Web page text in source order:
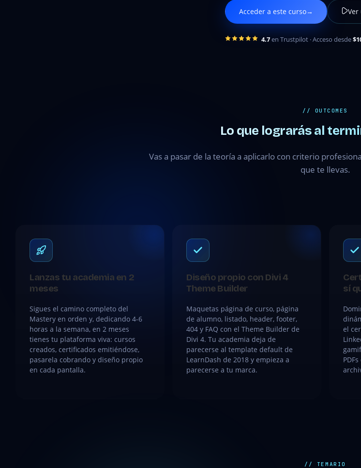
Acceder a este curso→ Ver
4.7en Trustpilot · Acceso desde
// OUTCOMES
Lo que lograrás al
Vas a pasar de la teoría a aplicarlo con criterio
que te llevas.
Lanzas tu academia en 2
meses
Sigues el camino completo del
Mastery en orden y, dedicando 4-6
horas a la semana, en 2 meses
tienes tu plataforma viva: cursos
creados, certificados emitiéndose,
pasarela cobrando y diseño propio
en cada pantalla.
Diseño propio con Divi 4
Theme Builder
Maquetas página de curso, página
de alumno, listado, header, footer,
404 y FAQ con el Theme Builder de
Divi 4. Tu academia deja de
parecerse al template default de
LearnDash de 2018 y empieza a
parecerse a tu marca.
sí
el
// TEMARIO